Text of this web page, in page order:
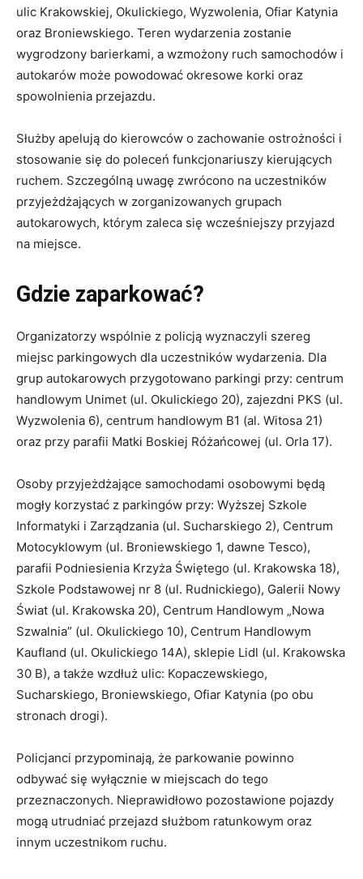
ulic Krakowskiej, Okulickiego, Wyzwolenia, Ofiar Katynia
oraz Broniewskiego. Teren wydarzenia zostanie
wygrodzony barierkami, a wzmożony ruch samochodów i
autokarów może powodować okresowe korki oraz
spowolnienia przejazdu.
Służby apelują do kierowców o zachowanie ostrożności i
stosowanie się do poleceń funkcjonariuszy kierujących
ruchem. Szczególną uwagę zwrócono na uczestników
przyjeżdżających w zorganizowanych grupach
autokarowych, którym zaleca się wcześniejszy przyjazd
na miejsce.
Gdzie zaparkować?
Organizatorzy wspólnie z policją wyznaczyli szereg
miejsc parkingowych dla uczestników wydarzenia. Dla
grup autokarowych przygotowano parkingi przy: centrum
handlowym Unimet (ul. Okulickiego 20), zajezdni PKS (ul.
Wyzwolenia 6), centrum handlowym B1 (al. Witosa 21)
oraz przy parafii Matki Boskiej Różańcowej (ul. Orla 17).
Osoby przyjeżdżające samochodami osobowymi będą
mogły korzystać z parkingów przy: Wyższej Szkole
Informatyki i Zarządzania (ul. Sucharskiego 2), Centrum
Motocyklowym (ul. Broniewskiego 1, dawne Tesco),
parafii Podniesienia Krzyża Świętego (ul. Krakowska 18),
Szkole Podstawowej nr 8 (ul. Rudnickiego), Galerii Nowy
Świat (ul. Krakowska 20), Centrum Handlowym „Nowa
Szwalnia” (ul. Okulickiego 10), Centrum Handlowym
Kaufland (ul. Okulickiego 14A), sklepie Lidl (ul. Krakowska
30 B), a także wzdłuż ulic: Kopaczewskiego,
Sucharskiego, Broniewskiego, Ofiar Katynia (po obu
stronach drogi).
Policjanci przypominają, że parkowanie powinno
odbywać się wyłącznie w miejscach do tego
przeznaczonych. Nieprawidłowo pozostawione pojazdy
mogą utrudniać przejazd służbom ratunkowym oraz
innym uczestnikom ruchu.